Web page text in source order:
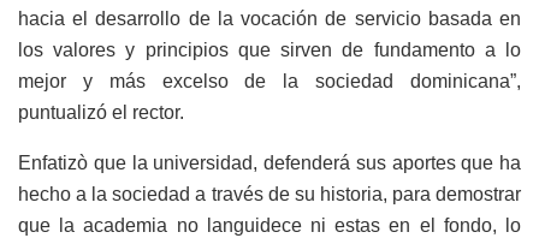
hacia el desarrollo de la vocación de servicio basada en
los valores y principios que sirven de fundamento a lo
mejor y más excelso de la sociedad dominicana”,
puntualizó el rector.
Enfatizò que la universidad, defenderá sus aportes que ha
hecho a la sociedad a través de su historia, para demostrar
que la academia no languidece ni estas en el fondo, lo